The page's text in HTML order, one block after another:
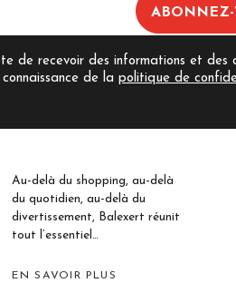
de recevoir des informations et des
de la politique de
Au-delà du shopping, au-delà
du quotidien, au-delà du
divertissement, Balexert réunit
tout l’essentiel…
EN SAVOIR PLUS